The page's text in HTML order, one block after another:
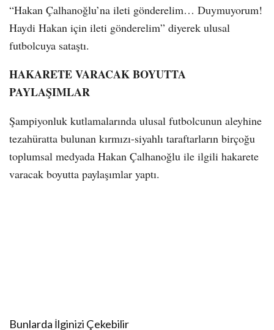
“Hakan Çalhanoğlu’na ileti gönderelim… Duymuyorum!
Haydi Hakan için ileti gönderelim” diyerek ulusal
futbolcuya sataştı.
HAKARETE VARACAK BOYUTTA
PAYLAŞIMLAR
Şampiyonluk kutlamalarında ulusal futbolcunun aleyhine
tezahüratta bulunan kırmızı-siyahlı taraftarların birçoğu
toplumsal medyada Hakan Çalhanoğlu ile ilgili hakarete
varacak boyutta paylaşımlar yaptı.
Bunlarda İlginizi Çekebilir